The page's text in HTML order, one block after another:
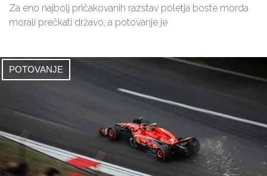
Za eno najbolj pričakovanih razstav poletja boste morda
morali prečkati državo, a potovanje je
POTOVANJE